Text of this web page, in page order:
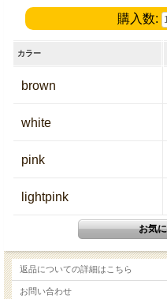
購入数:
カラー
brown
white
pink
lightpink
返品についての詳細はこちら
お問い合わせ